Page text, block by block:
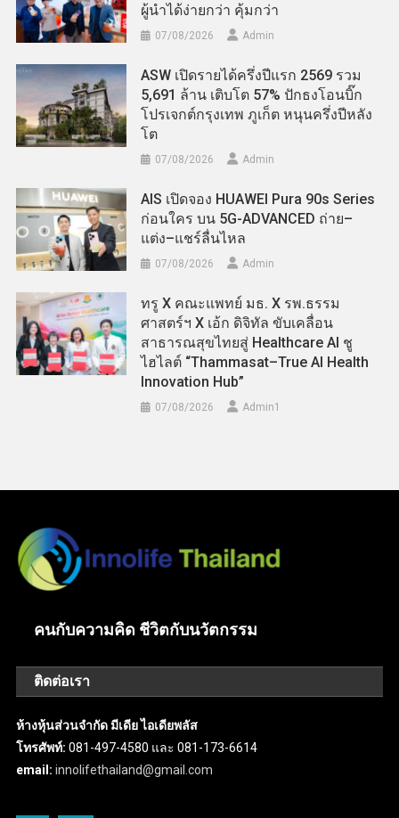
ผู้นำได้ง่ายกว่า คุ้มกว่า
07/08/2026 Admin
ASW เปิดรายได้ครึ่งปีแรก 2569 รวม
5,691 ล้าน เติบโต 57% ปักธงโอนบิ๊ก
โปรเจกต์กรุงเทพ ภูเก็ต หนุนครึ่งปีหลัง
โต
07/08/2026 Admin
AIS เปิดจอง HUAWEI Pura 90s Series
ก่อนใคร บน 5G-ADVANCED ถ่าย–
แต่ง–แชร์ลื่นไหล
07/08/2026 Admin
ทรู X คณะแพทย์ มธ. X รพ.ธรรม
ศาสตร์ฯ X เอ้ก ดิจิทัล ขับเคลื่อน
สาธารณสุขไทยสู่ Healthcare AI ชู
ไฮไลต์ “Thammasat–True AI Health
Innovation Hub”
07/08/2026 Admin​1
คนกับความคิด ชีวิตกับนวัตกรรม
ติดต่อเรา
ห้างหุ้นส่วนจำกัด มีเดีย ไอเดียพลัส
โทรศัพท์: 081-497-4580 และ 081-173-6614
email: innolifethailand@gmail.com